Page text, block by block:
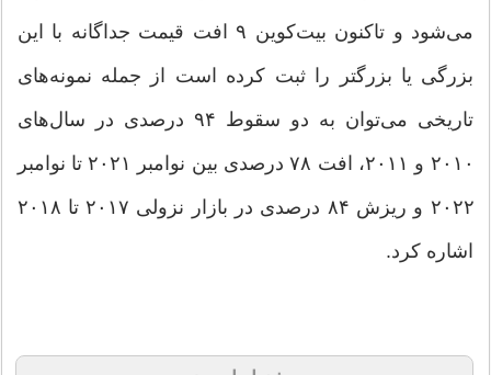
می‌شود و تاکنون بیت‌کوین ۹ افت قیمت جداگانه با این
بزرگی یا بزرگتر را ثبت کرده است از جمله نمونه‌های
تاریخی می‌توان به دو سقوط ۹۴ درصدی در سال‌های
۲۰۱۰ و ۲۰۱۱، افت ۷۸ درصدی بین نوامبر ۲۰۲۱ تا نوامبر
۲۰۲۲ و ریزش ۸۴ درصدی در بازار نزولی ۲۰۱۷ تا ۲۰۱۸
اشاره کرد.